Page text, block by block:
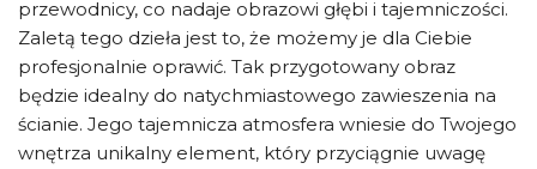
przewodnicy, co nadaje obrazowi głębi i tajemniczości.
Zaletą tego dzieła jest to, że możemy je dla Ciebie
profesjonalnie oprawić. Tak przygotowany obraz
będzie idealny do natychmiastowego zawieszenia na
ścianie. Jego tajemnicza atmosfera wniesie do Twojego
wnętrza unikalny element, który przyciągnie uwagę